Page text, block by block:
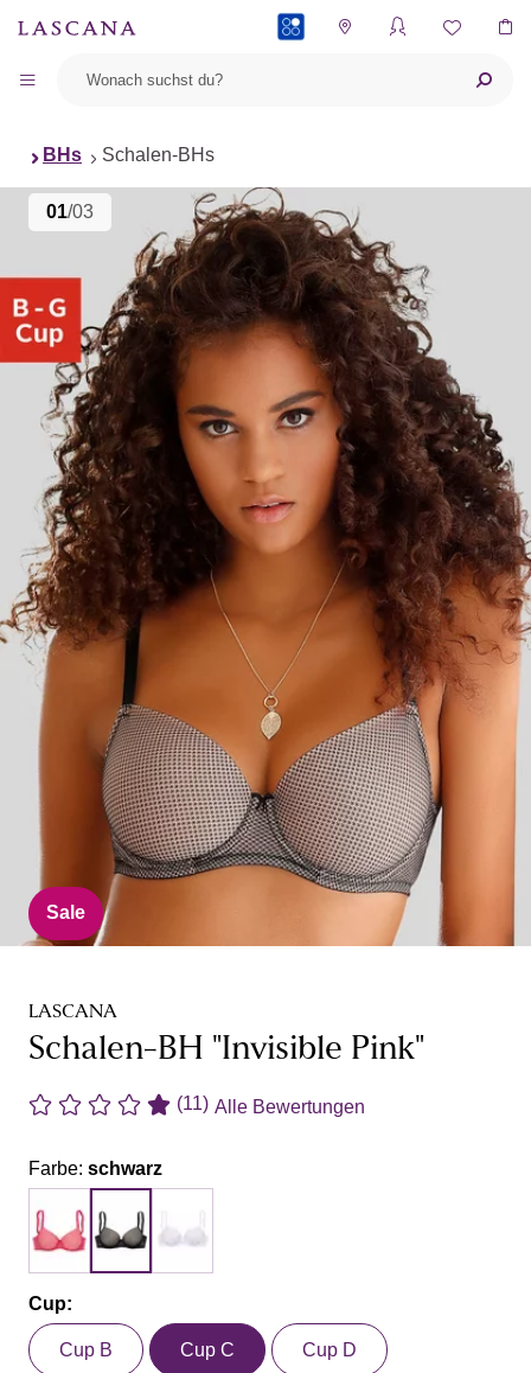
BHs Schalen-BHs
01/03
Sale
LASCANA
Schalen-BH "Invisible Pink"
(11) Alle Bewertungen
Farbe: schwarz
Cup:
Cup B Cup C Cup D